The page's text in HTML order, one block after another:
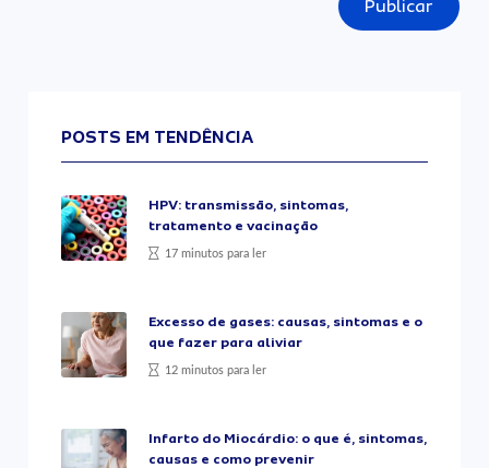
Publicar
POSTS EM TENDÊNCIA
HPV: transmissão, sintomas,
tratamento e vacinação
17 minutos para ler
Excesso de gases: causas, sintomas e o
que fazer para aliviar
12 minutos para ler
Infarto do Miocárdio: o que é, sintomas,
causas e como prevenir